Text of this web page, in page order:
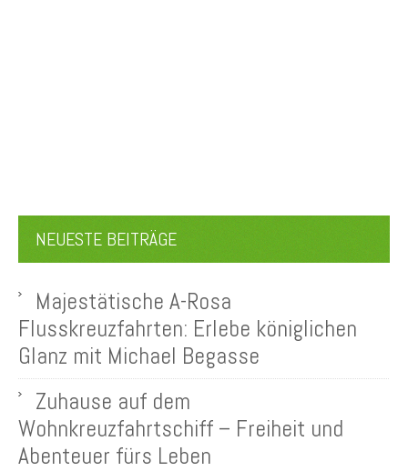
NEUESTE BEITRÄGE
Majestätische A-Rosa
Flusskreuzfahrten: Erlebe königlichen
Glanz mit Michael Begasse
Zuhause auf dem
Wohnkreuzfahrtschiff – Freiheit und
Abenteuer fürs Leben